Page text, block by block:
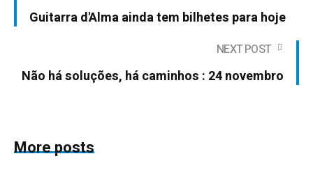
Guitarra d'Alma ainda tem bilhetes para hoje
NEXT POST
Não há soluções, há caminhos : 24 novembro
More posts